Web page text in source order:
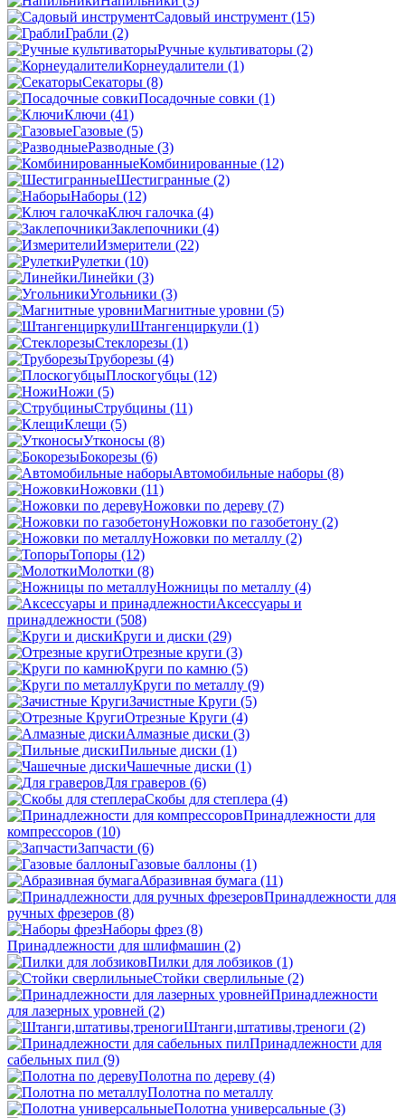
Садовый инструмент (15)
Грабли (2)
Ручные культиваторы (2)
Корнеудалители (1)
Секаторы (8)
Посадочные совки (1)
Ключи (41)
Газовые (5)
Разводные (3)
Комбинированные (12)
Шестигранные (2)
Наборы (12)
Ключ галочка (4)
Заклепочники (4)
Измерители (22)
Рулетки (10)
Линейки (3)
Угольники (3)
Магнитные уровни (5)
Штангенциркули (1)
Стеклорезы (1)
Труборезы (4)
Плоскогубцы (12)
Ножи (5)
Струбцины (11)
Клещи (5)
Утконосы (8)
Бокорезы (6)
Автомобильные наборы (8)
Ножовки (11)
Ножовки по дереву (7)
Ножовки по газобетону (2)
Ножовки по металлу (2)
Топоры (12)
Молотки (8)
Ножницы по металлу (4)
Аксессуары и
принадлежности (508)
Круги и диски (29)
Отрезные круги (3)
Круги по камню (5)
Круги по металлу (9)
Зачистные Круги (5)
Отрезные Круги (4)
Алмазные диски (3)
Пильные диски (1)
Чашечные диски (1)
Для граверов (6)
Скобы для степлера (4)
Принадлежности для
компрессоров (10)
Запчасти (6)
Газовые баллоны (1)
Абразивная бумага (11)
Принадлежности для
ручных фрезеров (8)
Наборы фрез (8)
Принадлежности для шлифмашин (2)
Пилки для лобзиков (1)
Стойки сверлильные (2)
Принадлежности
для лазерных уровней (2)
Штанги,штативы,треноги (2)
Принадлежности для
сабельных пил (9)
Полотна по дереву (4)
Полотна по металлу
Полотна универсальные (3)